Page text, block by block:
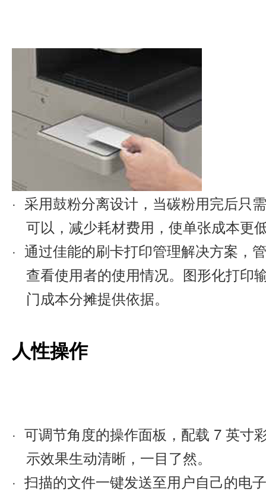
· 采用鼓粉分离设计，当碳粉用完后只
可以，减少耗材费用，使单张成本更
· 通过佳能的刷卡打印管理解决方案，
查看使用者的使用情况。图形化打印
门成本分摊提供依据。
人性操作
· 可调节角度的操作面板，配载 7 英寸
示效果生动清晰，一目了然。
· 扫描的文件一键发送至用户自己的电